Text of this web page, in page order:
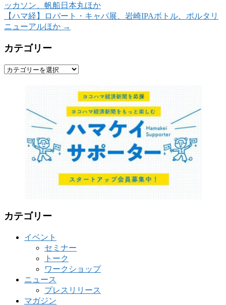
ッカソン、帆船日本丸ほか
【ハマ経】ロバート・キャパ展、岩崎IPAボトル、ポルタリ
ニューアルほか →
カテゴリー
カ
カテゴリー
イベント
セミナー
トーク
ワークショップ
ニュース
プレスリリース
マガジン